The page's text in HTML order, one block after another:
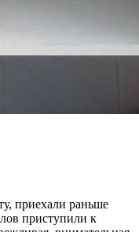
приехали раньше
приступили к